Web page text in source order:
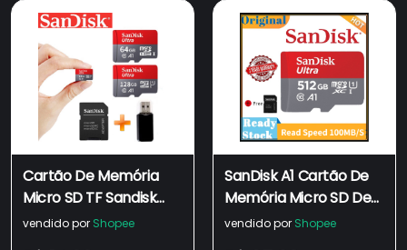
Cartão De Memória
Micro SD TF Sandisk
Ultra A1 2GB Gb
vendido por Shopee
SanDisk A1 Cartão De
Memória Micro SD De
Memória 32GB 64GB
vendido por Shopee